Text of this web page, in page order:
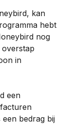
kan
hebt
nog
in
een
bedrag bij